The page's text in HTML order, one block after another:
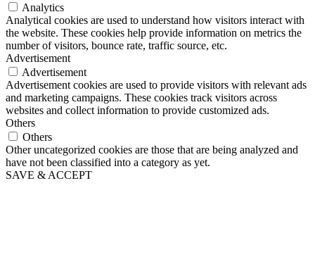
Analytics
Analytical cookies are used to understand how visitors interact with
the website. These cookies help provide information on metrics the
number of visitors, bounce rate, traffic source, etc.
Advertisement
Advertisement
Advertisement cookies are used to provide visitors with relevant ads
and marketing campaigns. These cookies track visitors across
websites and collect information to provide customized ads.
Others
Others
Other uncategorized cookies are those that are being analyzed and
have not been classified into a category as yet.
SAVE & ACCEPT